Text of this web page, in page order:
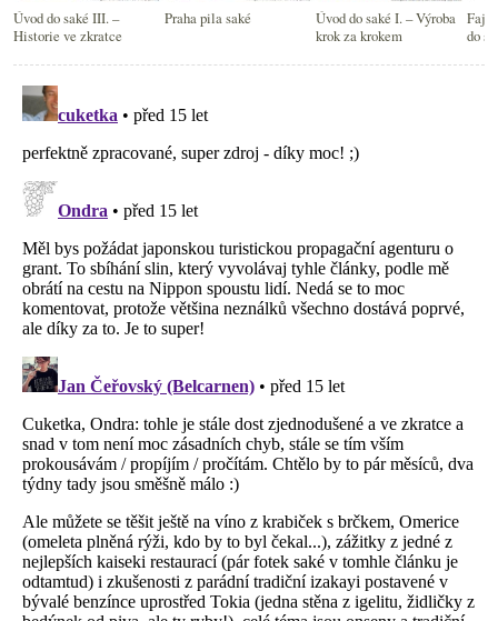
Úvod do saké III. –
Historie ve zkratce
Praha pila saké
Úvod do saké I. – Výroba
krok za krokem
Fajn
do